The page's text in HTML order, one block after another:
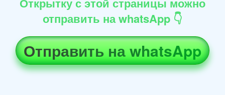
Открытку с этой страницы можно
отправить на whatsApp 👇
Отправить на whatsApp